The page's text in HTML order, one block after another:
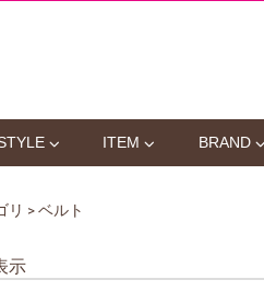
ITEM BRAND
リ > ベルト
示